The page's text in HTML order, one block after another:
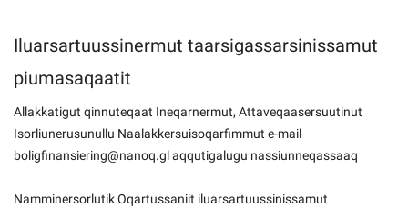
Iluarsartuussinermut taarsigassarsinissamut
piumasaqaatit
Allakkatigut qinnuteqaat Ineqarnermut, Attaveqaasersuutinut
Isorliunerusunullu Naalakkersuisoqarfimmut e-mail
boligfinansiering@nanoq.gl aqqutigalugu nassiunneqassaaq
Namminersorlutik Oqartussaniit iluarsartuussinissamut